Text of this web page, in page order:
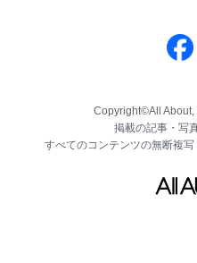
Copyright©All About,
掲載の記事・写
すべてのコンテンツの無断複写